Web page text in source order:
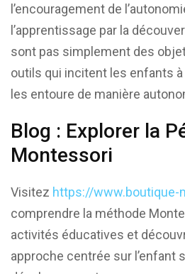
l’encouragement de
l’apprentissage par la
sont pas simplement des
outils qui incitent les enfants
les entoure de manière
Blog : Explorer la
Montessori
Visitez https://
comprendre la méthode
activités éducatives et
approche centrée sur l’enfant